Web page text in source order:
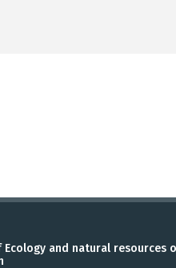
Ecology and natural resources